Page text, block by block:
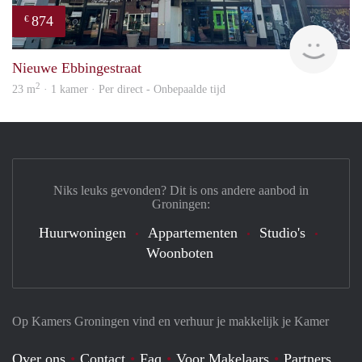
€ 874
Nieuwe Ebbingestraat
23 m2 · 1 kamer · Per direct - Onbepaalde tijd
Op Kamers Groningen vind en verhuur je makkelijk je Kamer
Niks leuks gevonden? Dit is ons andere aanbod in
Groningen:
Huurwoningen Appartementen
Studio's
Woonboten